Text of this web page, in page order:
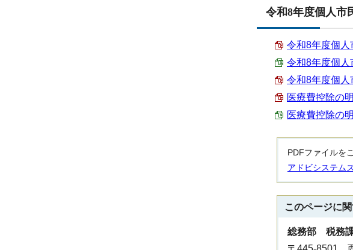
令和8年度個人市
令和8年度個人
令和8年度個人
令和8年度個人
医療費控除の
医療費控除の
PDFファイルを
アドビシステム
このページに
総務部 税務